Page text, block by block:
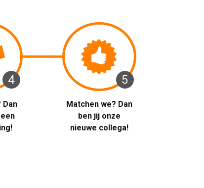
4
Dan
5
Matchen we? Dan
ben jij onze
nieuwe collega!